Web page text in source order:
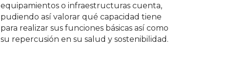
equipamientos o infraestructuras cuenta,
pudiendo así valorar qué capacidad tiene
para realizar sus funciones básicas así como
su repercusión en su salud y sostenibilidad.